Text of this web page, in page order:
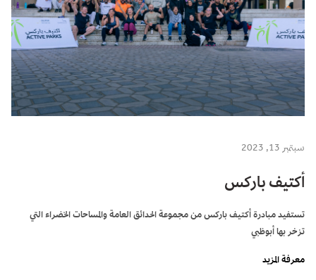
سبتمبر 13, 2023
أكتيف باركس
تستفيد مبادرة أكتيف باركس من مجموعة الحدائق العامة والمساحات الخضراء التي
تزخر بها أبوظبي
معرفة المزيد